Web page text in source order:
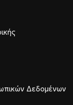
Δεδομένων